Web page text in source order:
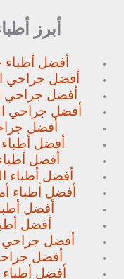
أبرز
أفضل أطباء
أفضل جراحي
أفضل جراحي
أفضل جراحي
أفضل
أفضل أطباء
أفضل
أفضل أطباء
أفضل أطباء
أفضل
أفضل
أفضل جراحي
أفضل
أفضل أطباء